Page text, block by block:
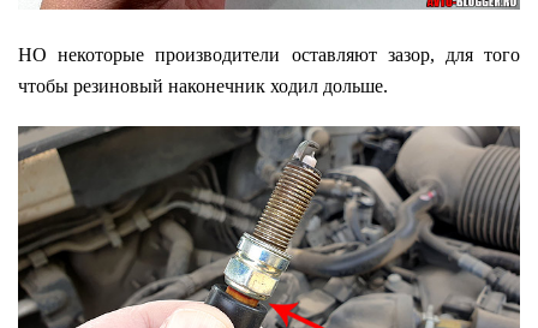
НО некоторые производители оставляют зазор, для того
чтобы резиновый наконечник ходил дольше.